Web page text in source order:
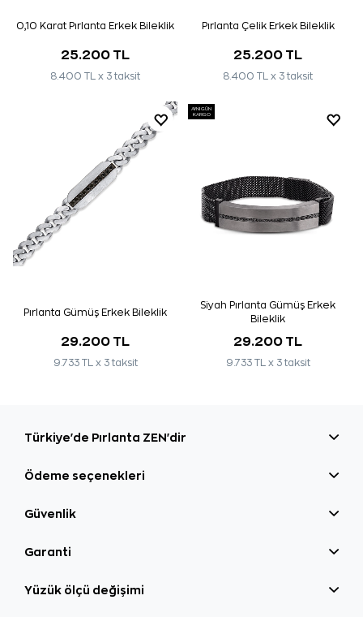
0,10 Karat Pırlanta Erkek Bileklik
25.200 TL
8.400 TL x 3 taksit
Pırlanta Çelik Erkek Bileklik
25.200 TL
8.400 TL x 3 taksit
Pırlanta Gümüş Erkek Bileklik
29.200 TL
9.733 TL x 3 taksit
AYNI GÜN
KARGO
Siyah Pırlanta Gümüş Erkek
Bileklik
29.200 TL
9.733 TL x 3 taksit
Türkiye'de Pırlanta ZEN'dir
Ödeme seçenekleri
Güvenlik
Garanti
Yüzük ölçü değişimi